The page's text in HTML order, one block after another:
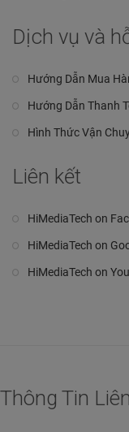
Dịch vụ và
Hướng Dẫn Mua
Hướng Dẫn Thanh
Hình Thức Vận
Liên kết
HiMediaTech on
HiMediaTech on
HiMediaTech on
Thông Tin